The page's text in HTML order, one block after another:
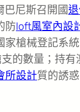
巴尼斯召開國
防loft風室內設
槍械登記系
的數量；持
所設計質的誘